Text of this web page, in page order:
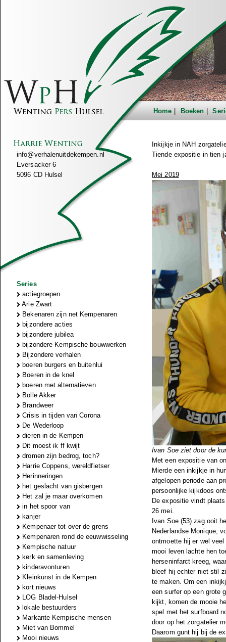
Home Boeken
info@verhalenuitdekempen.nl
Eversacker 6
5096 CD Hulsel
Series
actiegroepen
Arie Zwart
Bekenaren zijn net Kempenaren
bijzondere acties
bijzondere jubilea
bijzondere Kempische bouwwerken
Bijzondere verhalen
boeren burgers en buitenlui
Boeren in de knel
boeren met alternatieven
Bolle Akker
Brandweer
Crisis in tijden van Corona
De Wederloop
dieren in de Kempen
Dit moest ik ff kwijt
dromen zijn bedrog, toch?
Harrie Coppens, wereldfietser
Herinneringen
het geslacht van gisbergen
Het zal je maar overkomen
in het spoor van
kanjer
Kempenaer tot over de grens
Kempenaren rond de eeuwwisseling
Kempische natuur
kerk en samenleving
kinderavonturen
Kleinkunst in de Kempen
kort nieuws
LOG Bladel-Hulsel
lokale bestuurders
Markante Kempische mensen
Miet van Bommel
Mooi nieuws
Inkijkje in NAH
Tiende expositie in tien
Mei 2019
Ivan Soe ziet door de
Met een expositie van
Mierde een inkijkje in
afgelopen periode aan
persoonlijke kijkdoos
De expositie vindt
26 mei.
Ivan Soe (53) zag ooit
Nederlandse Monique,
ontmoette hij er wel
mooi leven lachte hen
herseninfarct kreeg,
bleef hij echter niet stil
te maken. Om een
een surfer op een grote
kijkt, komen de mooie
spel met het surfboard
door op het zorgatelier
Daarom gunt hij bij de